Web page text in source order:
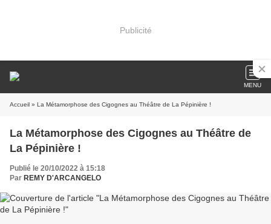
Publicité
MENU
Accueil » La Métamorphose des Cigognes au Théâtre de La Pépinière !
La Métamorphose des Cigognes au Théâtre de
La Pépinière !
Publié le 20/10/2022 à 15:18
Par REMY D'ARCANGELO